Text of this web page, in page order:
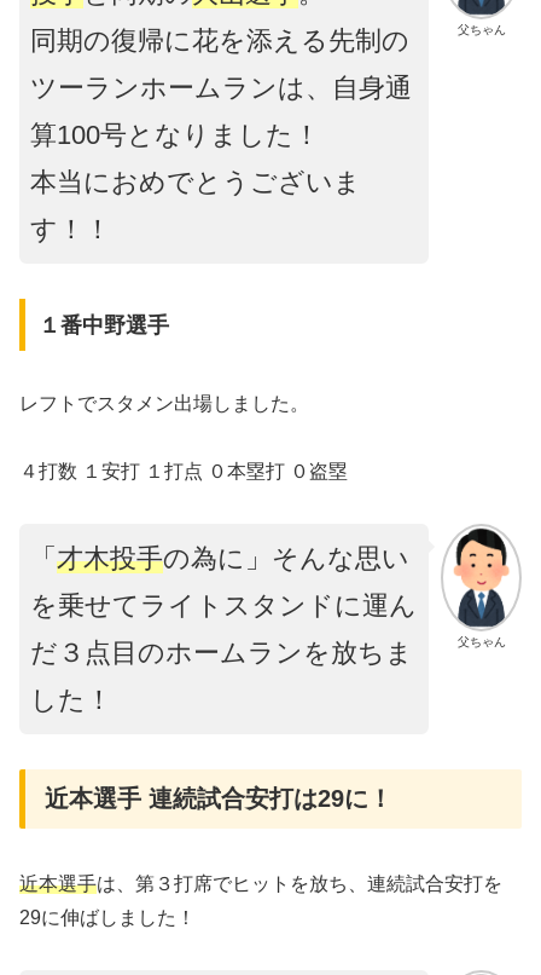
父ちゃん
同期の復帰に花を添える先制の
ツーランホームランは、自身通
算100号となりました！
本当におめでとうございま
す！！
１番中野選手
レフトでスタメン出場しました。
４打数 １安打 １打点 ０本塁打 ０盗塁
父ちゃん
「 才木投手の為に」そんな思い
を乗せてライトスタンドに運ん
だ３点目のホームランを放ちま
した！
近本選手 連続試合安打は29に！
近本選手は、第３打席でヒットを放ち、連続試合安打を
29に伸ばしました！